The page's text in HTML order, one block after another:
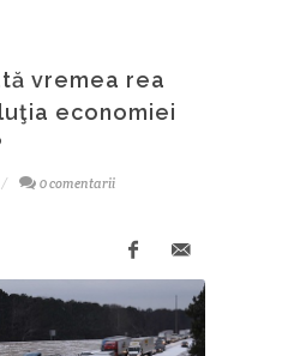
vremea rea
economiei
0 comentarii